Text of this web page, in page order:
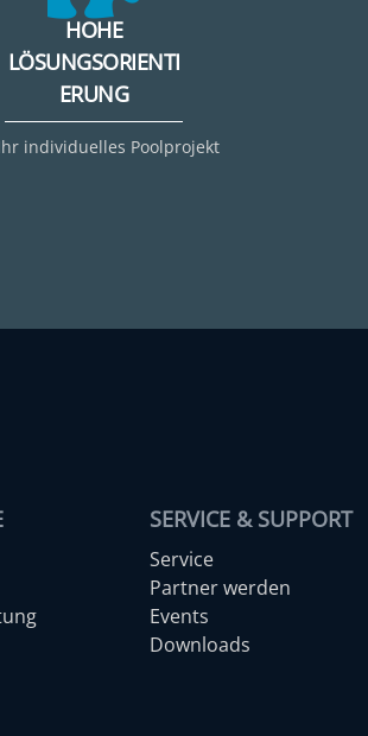
HOHE
LÖSUNGSORIENTI
ERUNG
individuelles Poolprojekt
SERVICE & SUPPORT
Service
Partner werden
Events
Downloads